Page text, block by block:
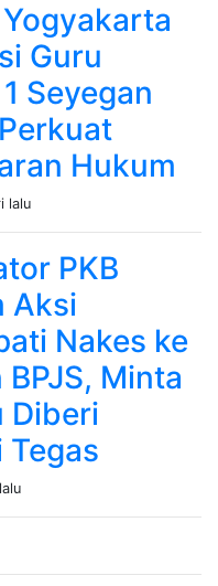
Guru
Seyegan
Hukum
lalu
PKB
Aksi
Nakes ke
BPJS, Minta
Diberi
Tegas